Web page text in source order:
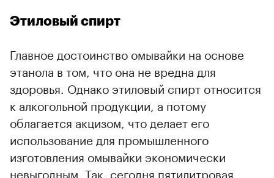
Этиловый спирт
Главное достоинство омывайки на основе
этанола в том, что она не вредна для
здоровья. Однако этиловый спирт относится
к алкогольной продукции, а потому
облагается акцизом, что делает его
использование для промышленного
изготовления омывайки экономически
невыгодным. Так, сегодня пятилитровая